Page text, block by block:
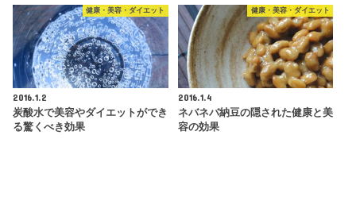
健康・美容・ダイエット
2016.1.2
炭酸水で美容やダイエットができ
る驚くべき効果
健康・美容・ダイエット
2016.1.4
ネバネバ納豆の隠された健康と美
容の効果